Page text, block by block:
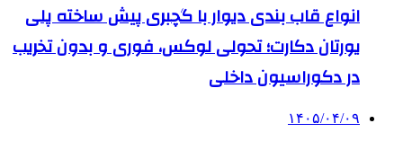
انواع قاب بندی دیوار با گچبری پیش ساخته پلی
یورتان دکارت؛ تحولی لوکس، فوری و بدون تخریب
در دکوراسیون داخلی
۱۴۰۵/۰۴/۰۹